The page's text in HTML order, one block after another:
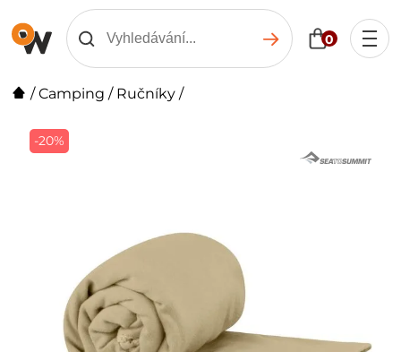
0
/Camping / Ručníky /
-20%